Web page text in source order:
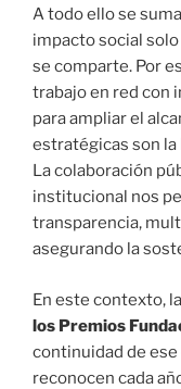
A todo ello se
impacto social
se comparte. Por
trabajo en red con
para ampliar el
estratégicas son la
La colaboración
institucional nos
transparencia,
asegurando la
En este contexto, la
los Premios
continuidad de
reconocen cada